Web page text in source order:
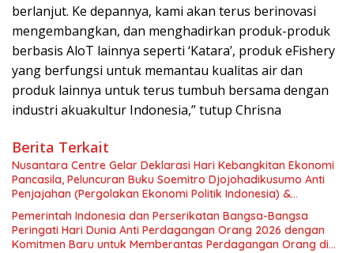
berlanjut. Ke depannya, kami akan terus berinovasi
mengembangkan, dan menghadirkan produk-produk
berbasis AloT lainnya seperti ‘Katara’, produk eFishery
yang berfungsi untuk memantau kualitas air dan
produk lainnya untuk terus tumbuh bersama dengan
industri akuakultur Indonesia,” tutup Chrisna
Berita Terkait
Nusantara Centre Gelar Deklarasi Hari Kebangkitan Ekonomi
Pancasila, Peluncuran Buku Soemitro Djojohadikusumo Anti
Penjajahan (Pergolakan Ekonomi Politik Indonesia) &
Simposium Nasional “Urgensi Undang-Undang Perekonomian
Nasional dan Kesejahteraan Sosial dalam Menata Bangsa
Menuju Indonesia Emas 2045”,
Pemerintah Indonesia dan Perserikatan Bangsa-Bangsa
Peringati Hari Dunia Anti Perdagangan Orang 2026 dengan
Komitmen Baru untuk Memberantas Perdagangan Orang di